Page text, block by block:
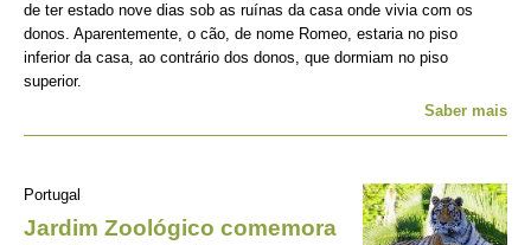
de ter estado nove dias sob as ruínas da casa onde vivia com os
donos. Aparentemente, o cão, de nome Romeo, estaria no piso
inferior da casa, ao contrário dos donos, que dormiam no piso
superior.
Saber mais
Portugal
Jardim Zoológico comemora